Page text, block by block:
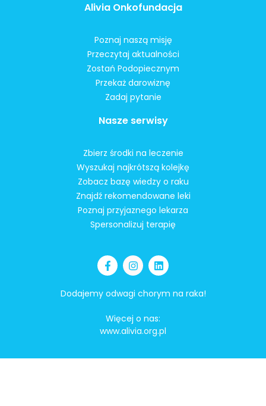
Alivia Onkofundacja
Poznaj naszą misję
Przeczytaj aktualności
Zostań Podopiecznym
Przekaż darowiznę
Zadaj pytanie
Nasze serwisy
Zbierz środki na leczenie
Wyszukaj najkrótszą kolejkę
Zobacz bazę wiedzy o raku
Znajdź rekomendowane leki
Poznaj przyjaznego lekarza
Spersonalizuj terapię
Dodajemy odwagi chorym na raka!
Więcej o nas:
www.alivia.org.pl